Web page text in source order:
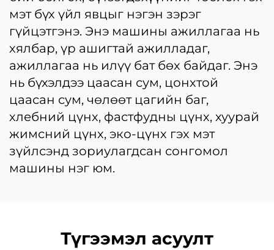
мэт бүх үйл явцыг нэгэн зэрэг
гүйцэтгэнэ. Энэ машины ажиллагаа нь
хялбар, үр ашигтай ажилладаг,
ажиллагаа нь илүү бат бөх байдаг. Энэ
нь бүхэлдээ цаасан сум, цонхтой
цаасан сум, чөлөөт цагийн баг,
хлебний цүнх, фастфудны цүнх, хуурай
жимсний цүнх, эко-цүнх гэх мэт
зүйлсэнд зориулагдсан сонгомол
машины нэг юм.
Түгээмэл асуулт